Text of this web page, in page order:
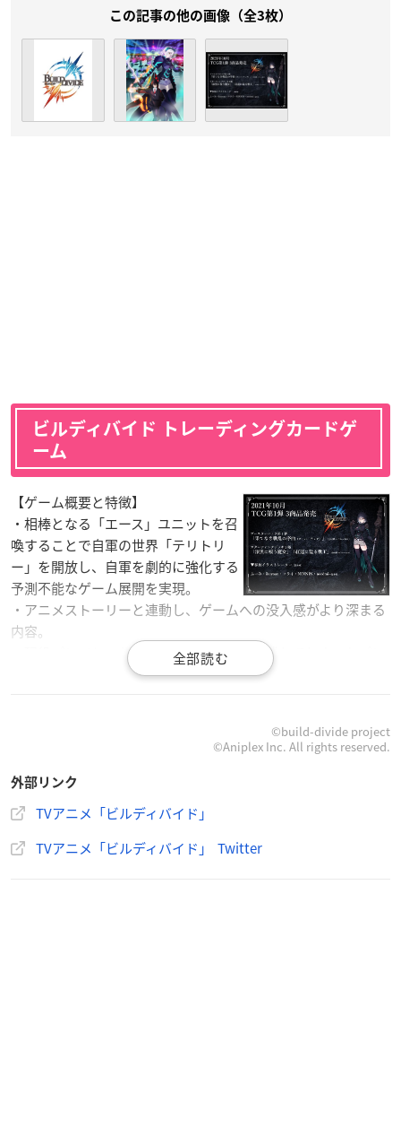
この記事の他の画像（全3枚）
ビルディバイド トレーディングカードゲ
ーム
【ゲーム概要と特徴】
・相棒となる「エース」ユニットを召
喚することで自軍の世界「テリトリ
ー」を開放し、自軍を劇的に強化する
予測不能なゲーム展開を実現。
・アニメストーリーと連動し、ゲームへの没入感がより深まる
内容。
・現役プレイヤーだけでなく、一度TCGを離れてしまったプレ
イヤーや、アニメから興味を持った新規プレイヤーも手に取り
ーティストによる美麗カードアートが登場予定。
・大会やファンミーティングなど、コア向け・ライト向けに幅
広くイベントを実施予定。
【発売情報】
★2021年10月発売予定
©build-divide project
©Aniplex Inc. All rights reserved.
外部リンク
TVアニメ「ビルディバイド」
TVアニメ「ビルディバイド」 Twitter